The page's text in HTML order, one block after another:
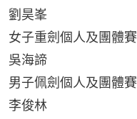
劉昊峯
女子重劍個人及團體
吳海諦
男子佩劍個人及團體
李俊林